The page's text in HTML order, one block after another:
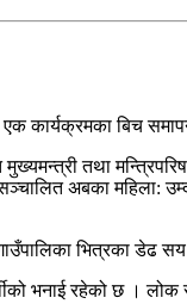
कार्यक्रमका बिच
तथा
अबका महिला:
भित्रका डेढ
भनाई रहेको छ ।